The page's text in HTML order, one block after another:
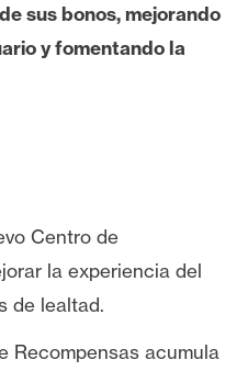
sus bonos, mejorando
y fomentando la
Centro de
la experiencia del
de lealtad.
Recompensas acumula